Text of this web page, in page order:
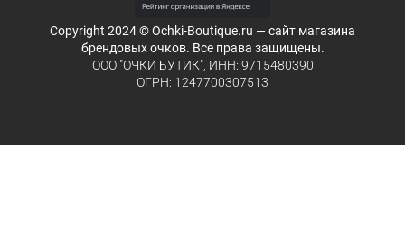
Copyright 2024 © Ochki-Boutique.ru — сайт магазина
брендовых очков. Все права защищены.
ООО "ОЧКИ БУТИК", ИНН: 9715480390
ОГРН: 1247700307513